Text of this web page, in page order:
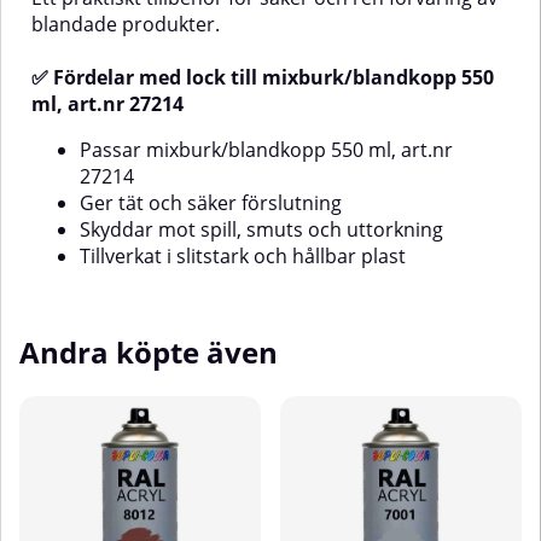
mixburkar/blandkoppar på 400
ml (art.nr 27213)Praktiskt vid
blandade
produkterAnvändningsområdeAnvänds
mixburkar/blandkoppar för
blandning och förvaring av färg,
lack, spackel, härdare och andra
vätskor inom industri, verkstad
och måleri.
blandade produkter.
✅ Fördelar med lock till mixburk/blandkopp 550
ml, art.nr 27214
Passar mixburk/blandkopp 550 ml, art.nr
27214
Ger tät och säker förslutning
Skyddar mot spill, smuts och uttorkning
Tillverkat i slitstark och hållbar plast
Andra köpte även